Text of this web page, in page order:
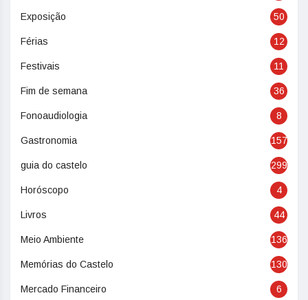
Exposição 50
Férias 12
Festivais 11
Fim de semana 36
Fonoaudiologia 8
Gastronomia 157
guia do castelo 299
Horóscopo 4
Livros 44
Meio Ambiente 136
Memórias do Castelo 130
Mercado Financeiro 6